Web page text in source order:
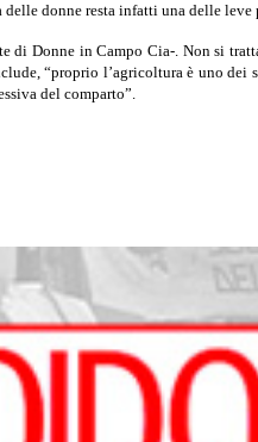
donne resta infatti una delle
Donne in Campo Cia-. Non si
“proprio l’agricoltura è uno
del comparto”.